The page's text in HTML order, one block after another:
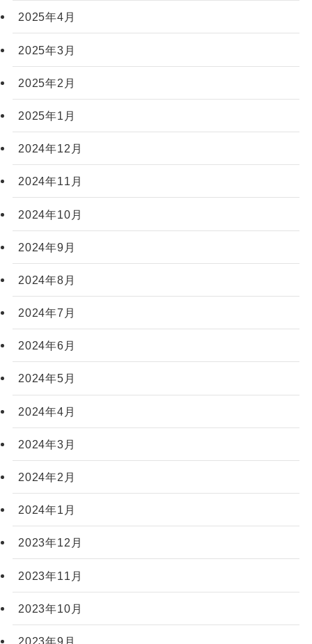
2025年4月
2025年3月
2025年2月
2025年1月
2024年12月
2024年11月
2024年10月
2024年9月
2024年8月
2024年7月
2024年6月
2024年5月
2024年4月
2024年3月
2024年2月
2024年1月
2023年12月
2023年11月
2023年10月
2023年9月